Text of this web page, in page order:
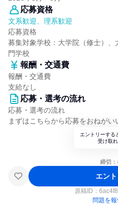
応募資格
文系歓迎、理系歓迎
応募資格
募集対象学校：大学院（修士）
門学校
報酬・交通費
報酬・交通費
支給なし
応募・選考の流れ
応募・選考の流れ
まずはこちらから応募をおねがい
エントリーする
受け取
締切：
エン
原稿ID：
問題を